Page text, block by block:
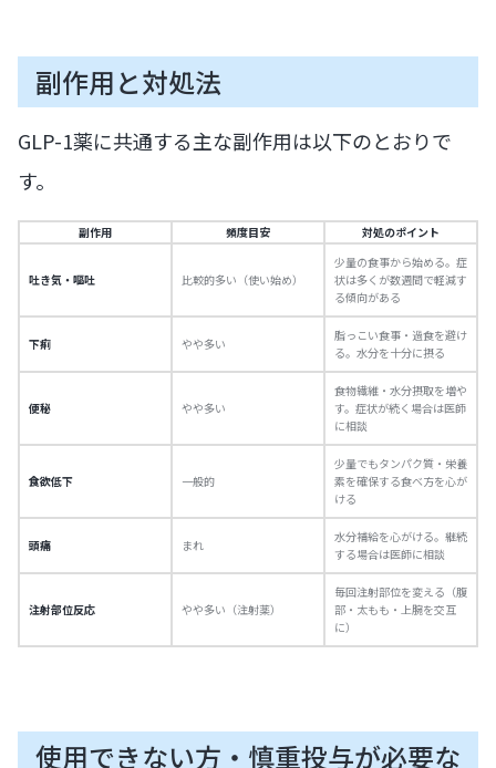
副作用と対処法
GLP-1薬に共通する主な副作用は以下のとおりで
す。
副作用 頻度目安 対処のポイント
吐き気・嘔吐 比較的多い（使い始め）
少量の食事から始める。症
状は多くが数週間で軽減す
る傾向がある
下痢 やや多い
脂っこい食事・過食を避け
る。水分を十分に摂る
便秘 やや多い
食物繊維・水分摂取を増や
す。症状が続く場合は医師
に相談
食欲低下 一般的
少量でもタンパク質・栄養
素を確保する食べ方を心が
ける
頭痛 まれ
水分補給を心がける。継続
する場合は医師に相談
注射部位反応 やや多い（注射薬）
毎回注射部位を変える（腹
部・太もも・上腕を交互
に）
使用できない方・慎重投与が必要な